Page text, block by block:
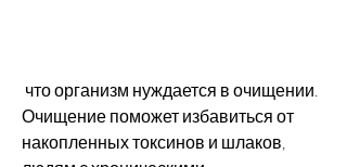
Очищение поможет избавиться от
накопленных токсинов и шлаков,